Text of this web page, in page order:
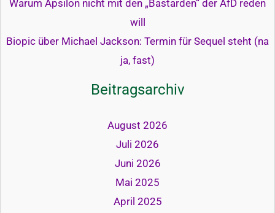
Warum Apsilon nicht mit den „Bastarden“ der AfD reden
will
Biopic über Michael Jackson: Termin für Sequel steht (na
ja, fast)
Beitragsarchiv
August 2026
Juli 2026
Juni 2026
Mai 2025
April 2025